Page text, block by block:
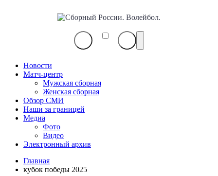
Сборный
Волейбол.
Новости
Матч-центр
Мужская сборная
Женская сборная
Обзор СМИ
Наши за границей
Медиа
Фото
Видео
Электронный архив
Главная
кубок победы 2025